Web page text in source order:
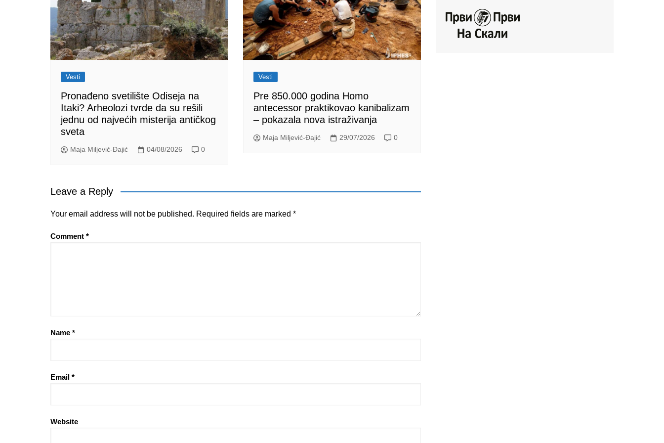
Vesti
Pronađeno svetilište Odiseja na
Itaki? Arheolozi tvrde da su rešili
jednu od najvećih misterija antičkog
sveta
Maja Miljević-Đajić 04/08/2026 0
Vesti
Pre 850.000 godina Homo
antecessor praktikovao kanibalizam
– pokazala nova istraživanja
Maja Miljević-Đajić 29/07/2026 0
Leave a Reply
Your email address will not be published. Required fields are marked *
Comment *
Name *
Email *
Website